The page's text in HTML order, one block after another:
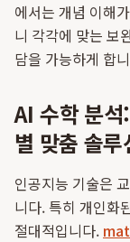
에서는 개념 이해
니 각각에 맞는 보
담을 가능하게 합
AI 수학 분
별 맞춤 솔루
인공지능 기술은
니다. 특히 개인화
절대적입니다.